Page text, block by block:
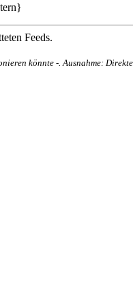
Feeds.
könnte -. Ausnahme: